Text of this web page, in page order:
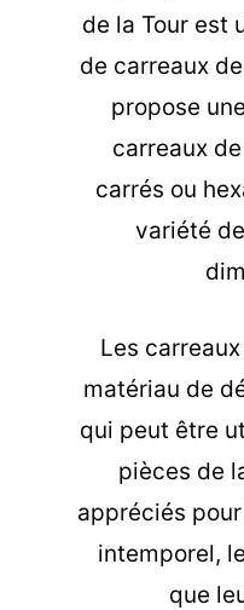
de la Tour est
de carreaux
propose
carreaux
carrés ou
variété
Les
matériau de
qui peut être
pièces de
appréciés
intemporel,
que